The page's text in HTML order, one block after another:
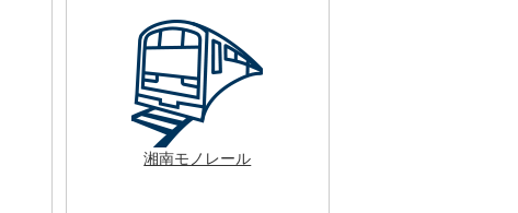
湘南モノレール